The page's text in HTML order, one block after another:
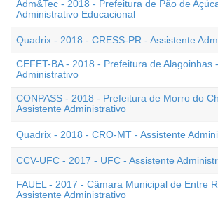
Adm&Tec - 2018 - Prefeitura de Pão de
Administrativo Educacional
Quadrix - 2018 - CRESS-PR - Assistente
CEFET-BA - 2018 - Prefeitura de Alagoinhas
Administrativo
CONPASS - 2018 - Prefeitura de Morro do
Assistente Administrativo
Quadrix - 2018 - CRO-MT - Assistente
CCV-UFC - 2017 - UFC - Assistente
FAUEL - 2017 - Câmara Municipal de Entre
Assistente Administrativo